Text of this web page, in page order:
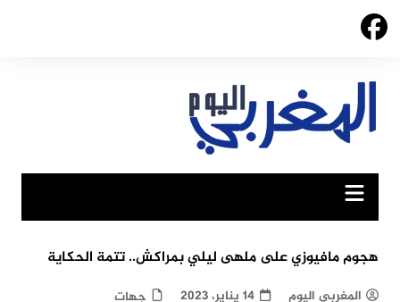
Skip
هجوم مافيوزي على ملهى ليلي بمراكش.. تتمة الحكاية
المغربي اليوم 14 يناير، 2023 جهات